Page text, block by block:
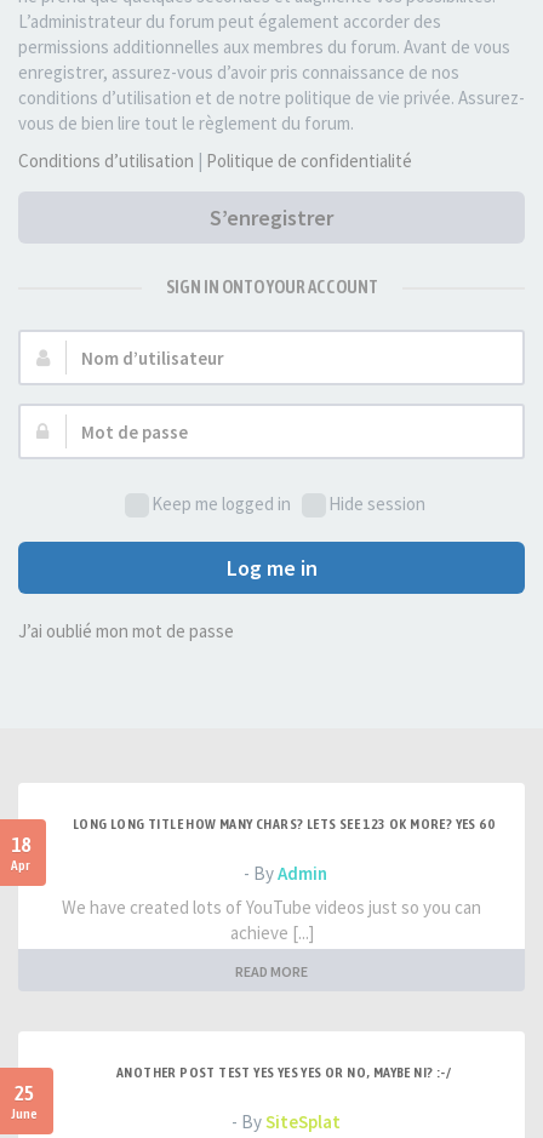
L’administrateur du forum peut également accorder des
permissions additionnelles aux membres du forum. Avant de vous
enregistrer, assurez-vous d’avoir pris connaissance de nos
conditions d’utilisation et de notre politique de vie privée. Assurez-
vous de bien lire tout le règlement du forum.
Conditions d’utilisation | Politique de confidentialité
S’enregistrer
SIGN IN ONTO YOUR ACCOUNT
Nom
d’utilisateur :
Mot
de
Keep me logged in
Hide session
Log me in
J’ai oublié mon mot de passe
18
Apr
LONG LONG TITLE HOW MANY CHARS? LETS SEE 123 OK MORE? YES 60
- ByAdmin
We have created lots of YouTube videos just so you can
achieve [...]
READ MORE
25
June
ANOTHER POST TEST YES YES YES OR NO, MAYBE NI? :-/
- BySiteSplat